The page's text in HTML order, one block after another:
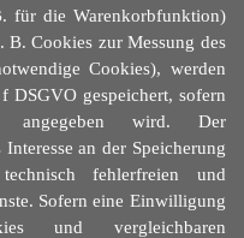
für die Warenkorbfunktion)
B. Cookies zur Messung des
Cookies), werden
gespeichert, sofern
angegeben wird. Der
an der Speicherung
fehlerfreien und
Sofern eine Einwilligung
und vergleichbaren